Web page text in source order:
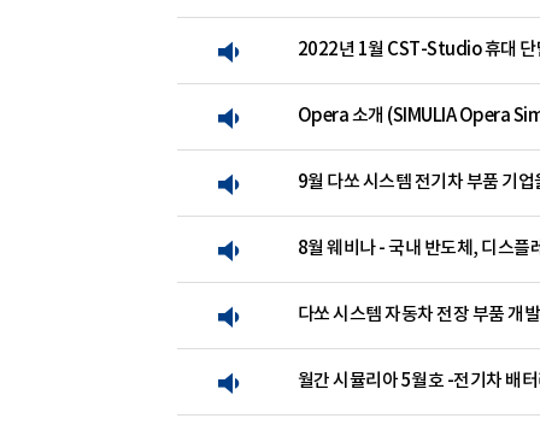
2022년 1월 CST-Studio 휴대 단
Opera 소개 (SIMULIA Opera
9월 다쏘 시스템 전기차 부품 기
8월 웨비나 - 국내 반도체, 디스플
다쏘 시스템 자동차 전장 부품 개
월간 시뮬리아 5월호 -전기차 배